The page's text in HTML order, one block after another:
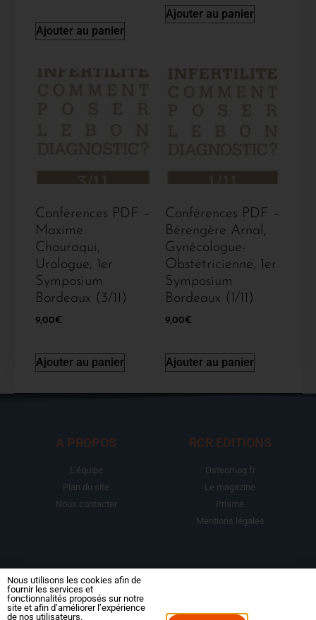
Ajouter au panier
Ajouter au panier
Conférences PDF –
Maxime
Chouraqui,
Urologue, 1er
Symposium
Bordeaux (3/11)
9,00€
Ajouter au panier
Conférences PDF –
Bérengère Arnal,
Gynécologue-
Obstétricienne, 1er
Symposium
Bordeaux (1/11)
9,00€
Ajouter au panier
A PROPOS
L'équipe
Plan du site
Nous contacter
RCR EDITIONS
Osteomag.fr
Le magazine
Prisme
Mentions légales
LA BOUTIQUE
Abonnements
Nous utilisons les cookies afin de
fournir les services et
fonctionnalités proposés sur notre
site et afin d’améliorer l’expérience
de nos utilisateurs.